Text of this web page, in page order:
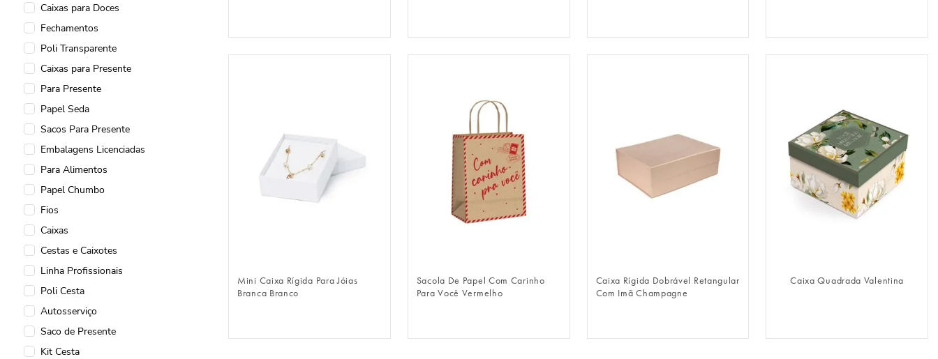
Tubolatas para Ovos e Bombons
Folha Colmeia
Poli Cesta
Festa Junina
Folha Kraft
Saco Adesivado Decorado
Caixas para Doces
Fechamentos
Poli Transparente
Caixas para Presente
Para Presente
Papel Seda
Sacos Para Presente
Embalagens Licenciadas
Para Alimentos
Papel Chumbo
Fios
Caixas
Cestas e Caixotes
Linha Profissionais
Poli Cesta
Autosserviço
Saco de Presente
Kit Cesta
Mini Caixa Rígida Para Jóias
Branca Branco
Sacola De Papel Com Carinho
Para Você Vermelho
Caixa Rígida Dobrável Retangular
Com Imã Champagne
Caixa Quadrada Valentina